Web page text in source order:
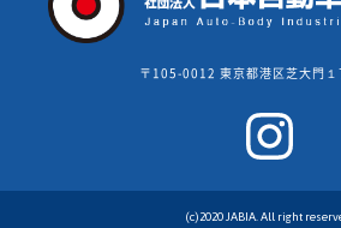
〒105-0012 東京都港区芝大門
(c)2020 JABIA. All right